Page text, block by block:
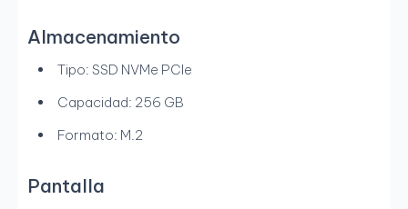
Almacenamiento
Tipo: SSD NVMe PCIe
Capacidad: 256 GB
Formato: M.2
Pantalla